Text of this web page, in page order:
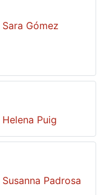
Sara Gómez
Helena Puig
Susanna Padrosa